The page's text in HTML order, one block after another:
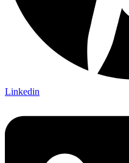
Linkedin